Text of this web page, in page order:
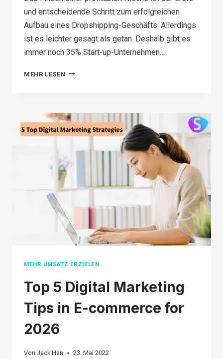
und entscheidende Schritt zum erfolgreichen
Aufbau eines Dropshipping-Geschäfts. Allerdings
ist es leichter gesagt als getan. Deshalb gibt es
immer noch 35% Start-up-Unternehmen…
MEHR LESEN HOW
A
PROFITABLE
NICHE
IN
2026(5
MEHR UMSATZ ERZIELEN
Top 5 Digital Marketing
Tips in E-commerce for
2026
Von Jack Han 23. Mai 2022